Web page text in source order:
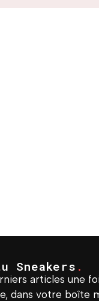
Sneakers .
articles une
dans votre boîte